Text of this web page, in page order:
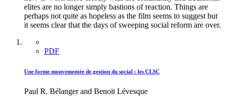
elites are no longer simply bastions of reaction. Things are
perhaps not quite as hopeless as the film seems to suggest but
it seems clear that the days of sweeping social reform are over.
PDF
Une forme mouvementée de gestion du social : les CLSC
Paul R. Bélanger and Benoit Lévesque